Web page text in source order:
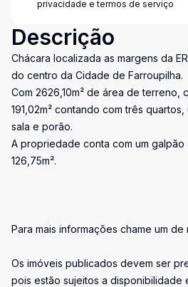
privacidade e termos de serviço
Descrição
Chácara localizada as margens da
do centro da Cidade de Farroupilha.
Com 2626,10m² de área de terreno,
191,02m² contando com três
sala e porão.
A propriedade conta com um
126,75m².
Para mais informações chame um
Os imóveis publicados devem ser
pois estão sujeitos a disponibilidade